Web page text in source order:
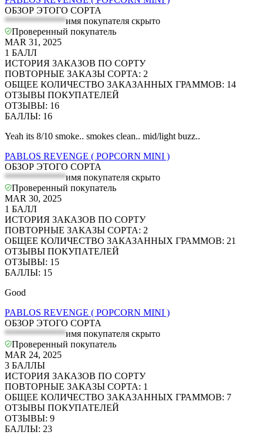
ОБЗОР ЭТОГО СОРТА
*************имя покупателя скрыто
Проверенный покупатель
MAR 31, 2025
1 БАЛЛ
ИСТОРИЯ ЗАКАЗОВ ПО СОРТУ
ПОВТОРНЫЕ ЗАКАЗЫ СОРТА: 2
ОБЩЕЕ КОЛИЧЕСТВО ЗАКАЗАННЫХ ГРАММОВ: 14
ОТЗЫВЫ ПОКУПАТЕЛЕЙ
ОТЗЫВЫ: 16
БАЛЛЫ: 16
Yeah its 8/10 smoke.. smokes clean.. mid/light buzz..
PABLOS REVENGE ( POPCORN MINI )
ОБЗОР ЭТОГО СОРТА
*************имя покупателя скрыто
Проверенный покупатель
MAR 30, 2025
1 БАЛЛ
ИСТОРИЯ ЗАКАЗОВ ПО СОРТУ
ПОВТОРНЫЕ ЗАКАЗЫ СОРТА: 2
ОБЩЕЕ КОЛИЧЕСТВО ЗАКАЗАННЫХ ГРАММОВ: 21
ОТЗЫВЫ ПОКУПАТЕЛЕЙ
ОТЗЫВЫ: 15
БАЛЛЫ: 15
Good
PABLOS REVENGE ( POPCORN MINI )
ОБЗОР ЭТОГО СОРТА
*************имя покупателя скрыто
Проверенный покупатель
MAR 24, 2025
3 БАЛЛЫ
ИСТОРИЯ ЗАКАЗОВ ПО СОРТУ
ПОВТОРНЫЕ ЗАКАЗЫ СОРТА: 1
ОБЩЕЕ КОЛИЧЕСТВО ЗАКАЗАННЫХ ГРАММОВ: 7
ОТЗЫВЫ ПОКУПАТЕЛЕЙ
ОТЗЫВЫ: 9
БАЛЛЫ: 23